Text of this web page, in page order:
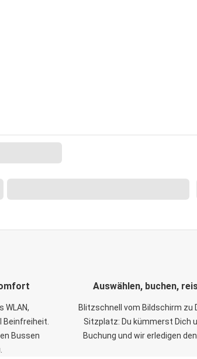
WLAN,
Beinfreiheit.
Bussen
Auswählen, buchen,
Blitzschnell vom Bildschirm zu
Sitzplatz: Du kümmerst Dich
Buchung und wir erledigen den